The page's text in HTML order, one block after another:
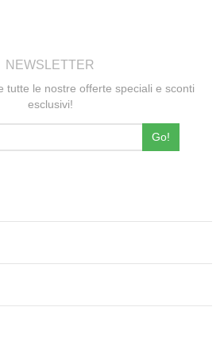
NEWSLETTER
tutte le nostre offerte speciali e sconti
esclusivi!
Go!